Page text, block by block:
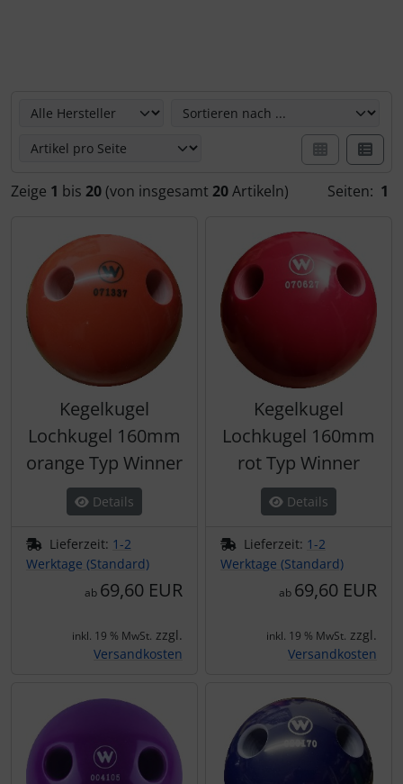
Zeige 1 bis 20 (von insgesamt 20Artikeln) Seiten: 1
Kegelkugel
Lochkugel 160mm
orange Typ Winner
Details
Lieferzeit: 1-2
Werktage (Standard)
ab 69,60 EUR
inkl. 19 % MwSt. zzgl.
Versandkosten
Kegelkugel
Lochkugel 160mm
rot Typ Winner
Details
Lieferzeit: 1-2
Werktage (Standard)
ab 69,60 EUR
inkl. 19 % MwSt. zzgl.
Versandkosten